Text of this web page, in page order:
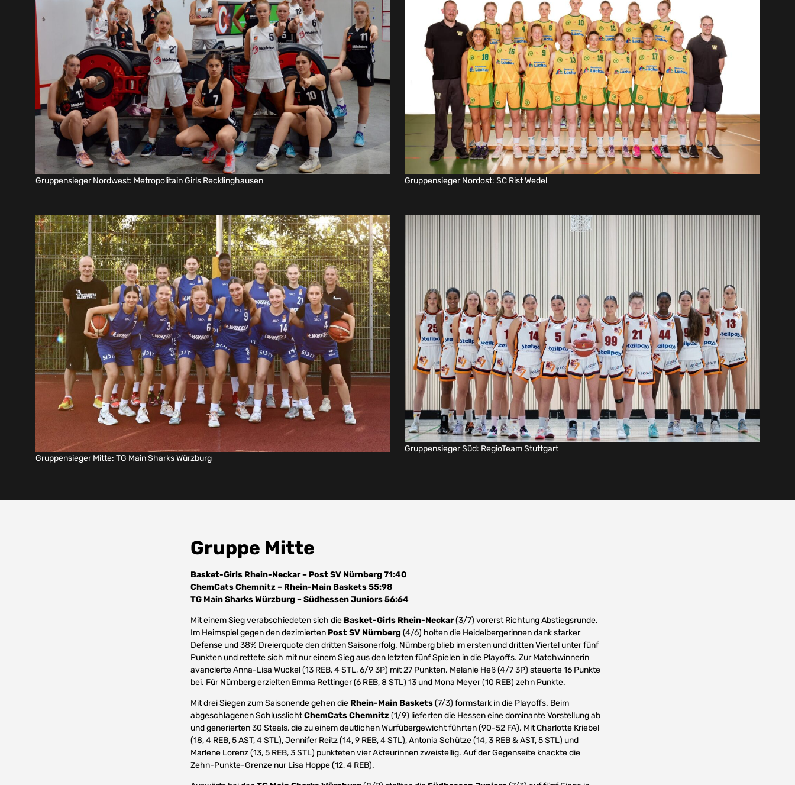
Gruppensieger Nordwest: Metropolitain Girls Recklinghausen Gruppensieger Nordost: SC Rist Wedel
Gruppensieger Mitte: TG Main Sharks Würzburg
Gruppensieger Süd: RegioTeam Stuttgart
Gruppe Mitte
Basket-Girls Rhein-Neckar – Post SV Nürnberg 71:40
ChemCats Chemnitz – Rhein-Main Baskets 55:98
TG Main Sharks Würzburg – Südhessen Juniors 56:64
Mit einem Sieg verabschiedeten sich die Basket-Girls Rhein-Neckar(3/7) vorerst Richtung Abstiegsrunde.
Im Heimspiel gegen den dezimierten Post SV Nürnberg (4/6) holten die Heidelbergerinnen dank starker
Defense und 38% Dreierquote den dritten Saisonerfolg. Nürnberg blieb im ersten und dritten Viertel unter fünf
Punkten und rettete sich mit nur einem Sieg aus den letzten fünf Spielen in die Playoffs. Zur Matchwinnerin
avancierte Anna-Lisa Wuckel (13 REB, 4 STL, 6/9 3P) mit 27 Punkten. Melanie Heß (4/7 3P) steuerte 16 Punkte
bei. Für Nürnberg erzielten Emma Rettinger (6 REB, 8 STL) 13 und Mona Meyer (10 REB) zehn Punkte.
Mit drei Siegen zum Saisonende gehen die Rhein-Main Baskets(7/3) formstark in die Playoffs. Beim
abgeschlagenen SchlusslichtChemCats Chemnitz(1/9) lieferten die Hessen eine dominante Vorstellung ab
und generierten 30 Steals, die zu einem deutlichen Wurfübergewicht führten (90-52 FA). Mit Charlotte Kriebel
(18, 4 REB, 5 AST, 4 STL), Jennifer Reitz (14, 9 REB, 4 STL), Antonia Schütze (14, 3 REB & AST, 5 STL) und
Marlene Lorenz (13, 5 REB, 3 STL) punkteten vier Akteurinnen zweistellig. Auf der Gegenseite knackte die
Zehn-Punkte-Grenze nur Lisa Hoppe (12, 4 REB).